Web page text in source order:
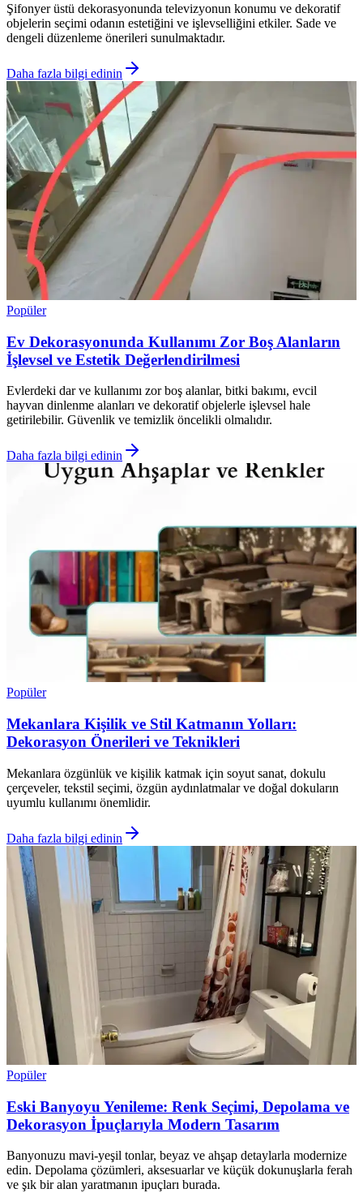
Şifonyer üstü dekorasyonunda televizyonun konumu ve dekoratif
objelerin seçimi odanın estetiğini ve işlevselliğini etkiler. Sade ve
dengeli düzenleme önerileri sunulmaktadır.
Daha fazla bilgi edinin
Popüler
Ev Dekorasyonunda Kullanımı Zor Boş Alanların
İşlevsel ve Estetik Değerlendirilmesi
Evlerdeki dar ve kullanımı zor boş alanlar, bitki bakımı, evcil
hayvan dinlenme alanları ve dekoratif objelerle işlevsel hale
getirilebilir. Güvenlik ve temizlik öncelikli olmalıdır.
Daha fazla bilgi edinin
Popüler
Mekanlara Kişilik ve Stil Katmanın Yolları:
Dekorasyon Önerileri ve Teknikleri
Mekanlara özgünlük ve kişilik katmak için soyut sanat, dokulu
çerçeveler, tekstil seçimi, özgün aydınlatmalar ve doğal dokuların
uyumlu kullanımı önemlidir.
Daha fazla bilgi edinin
Popüler
Eski Banyoyu Yenileme: Renk Seçimi, Depolama ve
Dekorasyon İpuçlarıyla Modern Tasarım
Banyonuzu mavi-yeşil tonlar, beyaz ve ahşap detaylarla modernize
edin. Depolama çözümleri, aksesuarlar ve küçük dokunuşlarla ferah
ve şık bir alan yaratmanın ipuçları burada.